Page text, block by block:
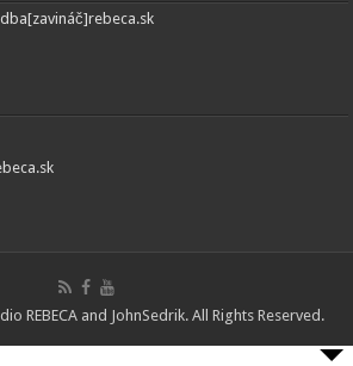
REBECA and JohnSedrik. All Rights Reserved.